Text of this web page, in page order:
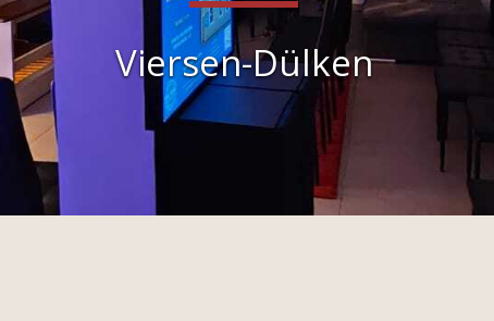
Viersen-Dülken